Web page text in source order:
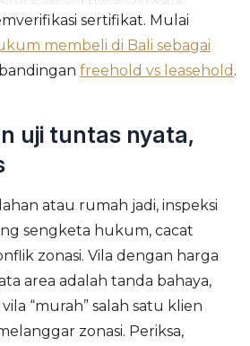
sertifikat. Mulai
membeli di Bali sebagai
freehold vs leasehold .
uji tuntas nyata,
atau rumah jadi, inspeksi
sengketa hukum, cacat
zonasi. Vila dengan harga
area adalah tanda bahaya,
“murah” salah satu klien
zonasi. Periksa,